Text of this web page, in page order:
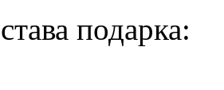
подарка: